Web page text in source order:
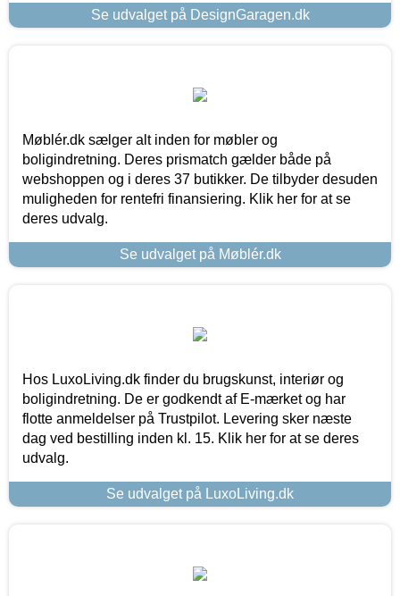
Se udvalget på DesignGaragen.dk
Møblér.dk sælger alt inden for møbler og
boligindretning. Deres prismatch gælder både på
webshoppen og i deres 37 butikker. De tilbyder desuden
muligheden for rentefri finansiering. Klik her for at se
deres udvalg.
Se udvalget på Møblér.dk
Hos LuxoLiving.dk finder du brugskunst, interiør og
boligindretning. De er godkendt af E-mærket og har
flotte anmeldelser på Trustpilot. Levering sker næste
dag ved bestilling inden kl. 15. Klik her for at se deres
udvalg.
Se udvalget på LuxoLiving.dk